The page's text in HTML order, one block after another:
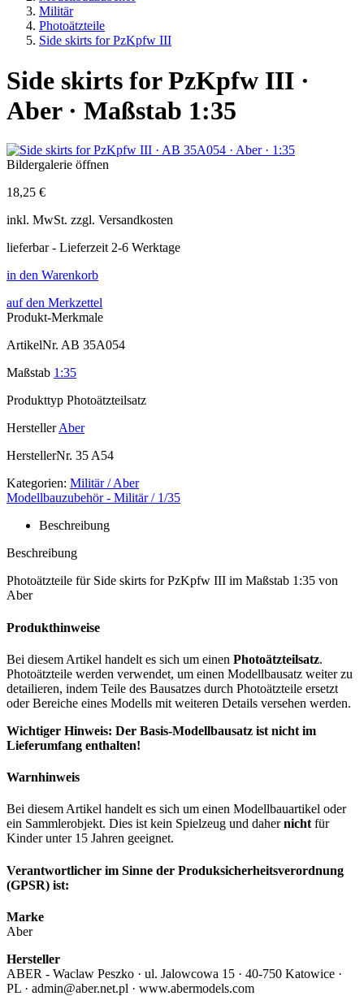
Militär
Photoätzteile
Side skirts for PzKpfw III
Side skirts for PzKpfw III ·
Aber · Maßstab 1:35
Bildergalerie öffnen
18,25 €
inkl. MwSt. zzgl. Versandkosten
lieferbar - Lieferzeit 2-6 Werktage
in den Warenkorb
auf den Merkzettel
Produkt-Merkmale
ArtikelNr. AB 35A054
Maßstab 1:35
Produkttyp Photoätzteilsatz
Hersteller Aber
HerstellerNr. 35 A54
Kategorien: Militär / Aber
Modellbauzubehör - Militär / 1/35
Beschreibung
Beschreibung
Photoätzteile für Side skirts for PzKpfw III im Maßstab 1:35 von
Aber
Produkthinweise
Bei diesem Artikel handelt es sich um einen Photoätzteilsatz.
Photoätzteile werden verwendet, um einen Modellbausatz weiter zu
detailieren, indem Teile des Bausatzes durch Photoätzteile ersetzt
oder Bereiche eines Modells mit weiteren Details versehen werden.
Wichtiger Hinweis: Der Basis-Modellbausatz ist nicht im
Lieferumfang enthalten!
Warnhinweis
Bei diesem Artikel handelt es sich um einen Modellbauartikel oder
ein Sammlerobjekt. Dies ist kein Spielzeug und dahernicht für
Kinder unter 15 Jahren geeignet.
Verantwortlicher im Sinne der Produksicherheitsverordnung
(GPSR) ist:
Marke
Aber
Hersteller
ABER - Waclaw Peszko · ul. Jalowcowa 15 · 40-750 Katowice ·
PL · admin@aber.net.pl · www.abermodels.com